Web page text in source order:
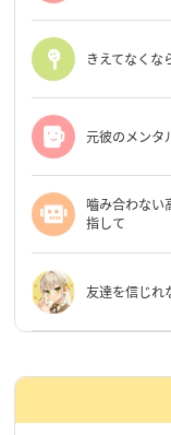
きえてなくな
元彼のメンタ
嚙み合わな
指して
友達を信じれ